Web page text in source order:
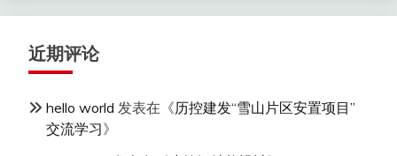
近期评论
hello world 发表在《历控建发“雪山片区安置项目”
交流学习》